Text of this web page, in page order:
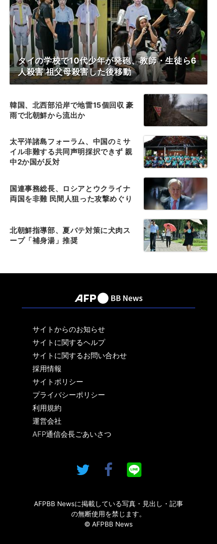
タイの学校で10代少年が発砲、教師・生徒ら6
人殺害 祖父母殺害した後移動
韓国、北西部沿岸で地雷15個回収 豪
雨で北朝鮮から流出か
太平洋諸島フォーラム、中国のミサ
イル非難する共同声明採択できず 親
中2か国が反対
国連事務総長、ロシアとウクライナ
両国を非難 民間人狙った攻撃めぐり
北朝鮮指導部、夏バテ対策に犬肉ス
ープ「補身湯」推奨
サイトからのお知らせ
サイトに関するヘルプ
サイトに関するお問い合わせ
採用情報
サイトポリシー
プライバシーポリシー
利用規約
運営会社
AFP通信会長ごあいさつ
AFPBB Newsに掲載している写真・見出し・記事
の無断使用を禁じます。
© AFPBB News